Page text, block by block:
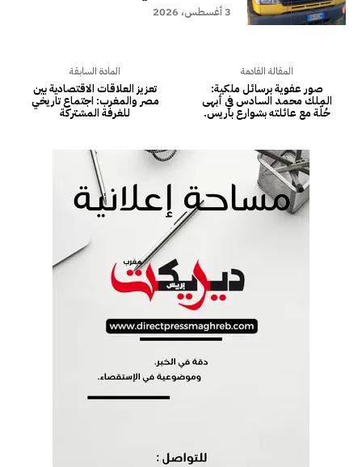
3 أغسطس، 2026
المادة السابقة
تعزيز العلاقات الاقتصادية بين
مصر والمغرب: اجتماع تاريخي
للغرفة المشتركة
المقالة القادمة
صور عفوية برسائل ملكية:
الملك محمد السادس في أبهى
حُلّة مع عائلته بشوارع باريس.